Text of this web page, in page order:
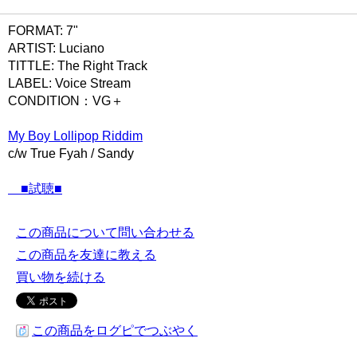
FORMAT: 7"
ARTIST: Luciano
TITTLE: The Right Track
LABEL: Voice Stream
CONDITION：VG＋
My Boy Lollipop Riddim
c/w True Fyah / Sandy
■試聴■
この商品について問い合わせる
この商品を友達に教える
買い物を続ける
この商品をログピでつぶやく